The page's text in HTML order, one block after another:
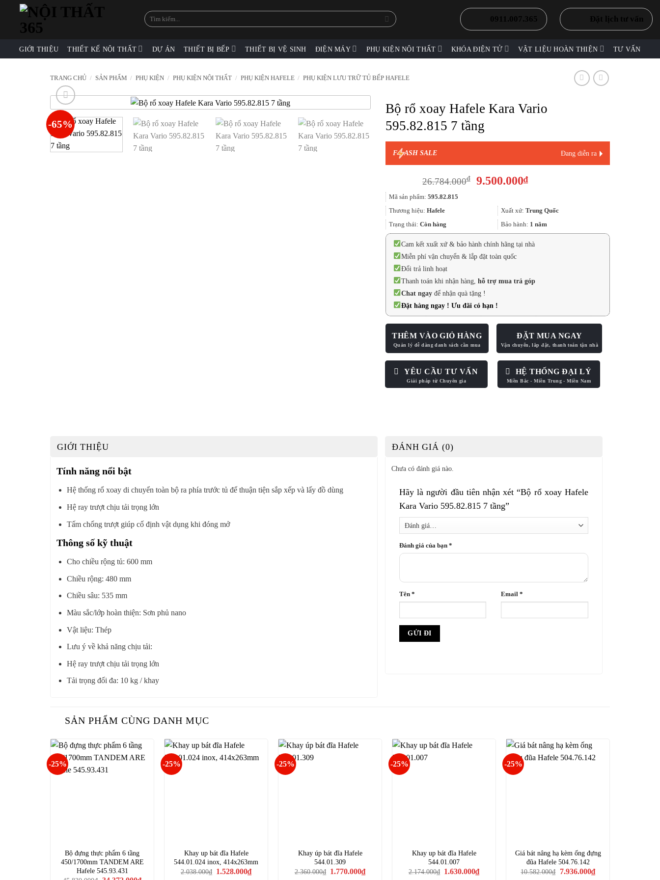
content
Tìm
kiếm:
0911.007.365 Đặt lịch tư vấn
GIỚI THIỆU THIẾT KẾ NỘI THẤT DỰ ÁN THIẾT BỊ BẾP THIẾT BỊ VỆ SINH ĐIỆN MÁY PHỤ KIỆN NỘI THẤT KHÓA ĐIỆN TỬ VẬT LIỆU HOÀN THIỆN TƯ VẤN
TRANG CHỦ / SẢN PHẨM / PHỤ KIỆN / PHỤ KIỆN NỘI THẤT / PHỤ KIỆN HAFELE / PHỤ KIỆN LƯU TRỮ TỦ BẾP HAFELE
-65%
Bộ rổ xoay Hafele Kara Vario
595.82.815 7 tầng
F ASH SALE Đang diễn ra
26.784.000₫
Giá
26.784.000₫.
9.500.000₫Giá
là:
9.500.000₫.
Mã sản phẩm: 595.82.815
Thương hiệu: Hafele Xuất xứ:Trung Quốc
Trạng thái: Còn hàng Bảo hành: 1 năm
Cam kết xuất xứ & bảo hành chính hãng tại nhà
Miễn phí vận chuyển & lắp đặt toàn quốc
Đổi trả linh hoạt
Thanh toán khi nhận hàng, hỗ trợ mua trả góp
Chat ngay để nhận quà tặng !
Đặt hàng ngay ! Ưu đãi có hạn !
THÊM VÀO GIỎ HÀNG ĐẶT MUA NGAY
YÊU CẦU TƯ VẤN HỆ THỐNG ĐẠI LÝ
GIỚI THIỆU
Tính năng nổi bật
Hệ thống rổ xoay di chuyển toàn bộ ra phía trước tủ để thuận tiện sắp xếp và lấy đồ dùng
Hệ ray trượt chịu tải trọng lớn
Tấm chống trượt giúp cố định vật dụng khi đóng mở
Thông số kỹ thuật
Cho chiều rộng tủ: 600 mm
Chiều rộng: 480 mm
Chiều sâu: 535 mm
Màu sắc/lớp hoàn thiện: Sơn phủ nano
Vật liệu: Thép
Lưu ý về khả năng chịu tải:
Hệ ray trượt chịu tải trọng lớn
Tải trọng đối đa: 10 kg / khay
ĐÁNH GIÁ (0)
Chưa có đánh giá nào.
Hãy là người đầu tiên nhận xét “Bộ rổ xoay Hafele
Kara Vario 595.82.815 7 tầng”
Đánh giá của bạn *
Tên * Email*
SẢN PHẨM CÙNG DANH MỤC
-25%
Bộ đựng thực phẩm 6 tầng
450/1700mm TANDEM ARE
Hafele 545.93.431
-25%
Khay up bát đĩa Hafele
544.01.024 inox, 414x263mm
2.038.000₫ Giá
1.528.000₫Giá
hiện
-25%
Khay úp bát đĩa Hafele
544.01.309
2.360.000₫ Giá
1.770.000₫Giá
hiện
-25%
Khay up bát đĩa Hafele
544.01.007
2.174.000₫ Giá
1.630.000₫Giá
hiện
-25%
Giá bát nâng hạ kèm ống đựng
đũa Hafele 504.76.142
10.582.000₫
Giá
7.936.000₫Giá
hiện